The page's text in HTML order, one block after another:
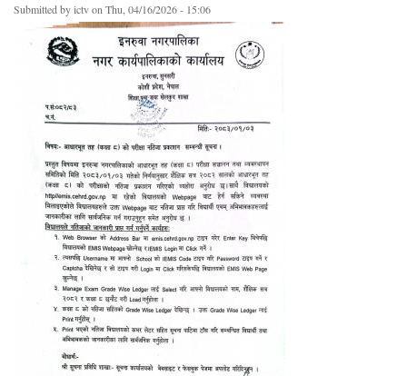
Submitted byictvon Thu, 04/16/2026 - 15:06